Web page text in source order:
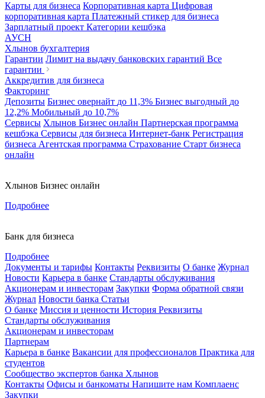
Карты для бизнеса Корпоративная карта Цифровая
корпоративная карта Платежный стикер для бизнеса
Зарплатный проект Категории кешбэка
АУСН
Хлынов бухгалтерия
Гарантии Лимит на выдачу банковских гарантий Все
гарантии
Аккредитив для бизнеса
Факторинг
Депозиты Бизнес овернайт до 11,3% Бизнес выгодный до
12,2% Мобильный до 10,7%
Сервисы Хлынов Бизнес онлайн Партнерская программа
кешбэка Сервисы для бизнеса Интернет-банк Регистрация
бизнеса Агентская программа Страхование Старт бизнеса
онлайн
Хлынов Бизнес онлайн
Подробнее
Банк для бизнеса
Подробнее
Документы и тарифы Контакты Реквизиты О банке Журнал
Новости Карьера в банке Стандарты обслуживания
Акционерам и инвесторам Закупки Форма обратной связи
Журнал Новости банка Статьи
О банке Миссия и ценности История Реквизиты
Стандарты обслуживания
Акционерам и инвесторам
Партнерам
Карьера в банке Вакансии для профессионалов Практика для
студентов
Сообщество экспертов банка Хлынов
Контакты Офисы и банкоматы Напишите нам Комплаенс
Закупки